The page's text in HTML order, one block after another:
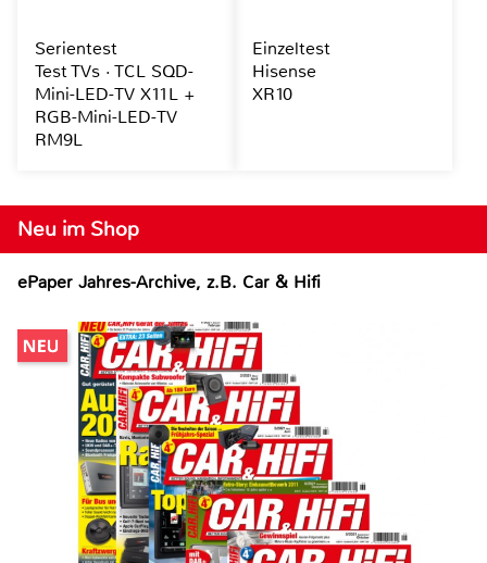
Neu im Shop
ePaper Jahres-Archive, z.B. Car & Hifi
Serientest
Test TVs · TCL SQD-
Mini-LED-TV X11L +
RGB-Mini-LED-TV
RM9L
Einzeltest
Hisense
XR10